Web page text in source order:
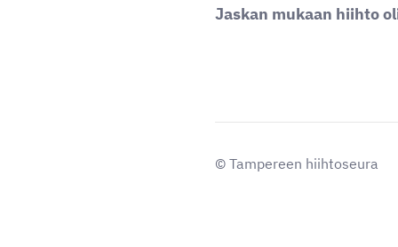
Jaskan mukaan hiihto
© Tampereen hiihtoseura